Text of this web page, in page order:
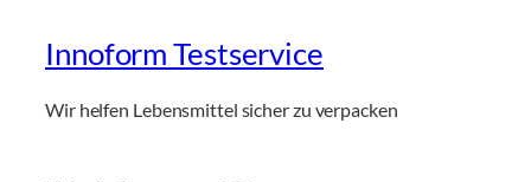
Innoform Testservice
Wir helfen Lebensmittel sicher zu verpacken